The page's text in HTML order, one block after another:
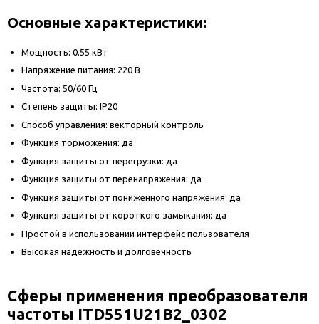
Основные характеристики:
Мощность: 0.55 кВт
Напряжение питания: 220 В
Частота: 50/60 Гц
Степень защиты: IP20
Способ управления: векторный контроль
Функция торможения: да
Функция защиты от перегрузки: да
Функция защиты от перенапряжения: да
Функция защиты от пониженного напряжения: да
Функция защиты от короткого замыкания: да
Простой в использовании интерфейс пользователя
Высокая надежность и долговечность
Сферы применения преобразователя
частоты ITD551U21B2_0302